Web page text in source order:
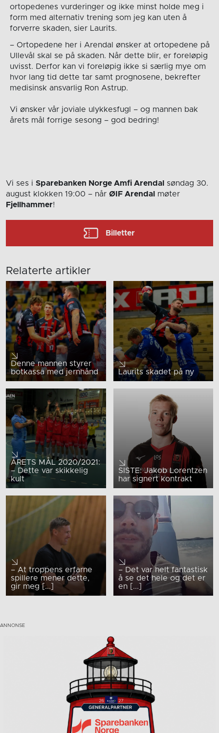
ortopedenes vurderinger og ikke minst holde meg i
form med alternativ trening som jeg kan uten å
forverre skaden, sier Laurits.
– Ortopedene her i Arendal ønsker at ortopedene på
Ullevål skal se på skaden. Når dette blir, er foreløpig
uvisst. Derfor kan vi foreløpig ikke si særlig mye om
hvor lang tid dette tar samt prognosene, bekrefter
medisinsk ansvarlig Ron Astrup.
Vi ønsker vår joviale ulykkesfugl – og mannen bak
årets mål forrige sesong – god bedring!
Vi ses i Sparebanken Norge Amfi Arendal
søndag 30.
august klokken 19:00 – når ØIF Arendal
møter
Fjellhammer!
Billetter
Relaterte artikler
Denne mannen styrer
botkassa med jernhånd
Laurits skadet på ny
ÅRETS MÅL 2020/2021:
– Dette var skikkelig
kult
SISTE: Jakob Lorentzen
har signert kontrakt
– At troppens erfarne
spillere mener dette,
gir meg [...]
– Det var helt fantastisk
å se det hele og det er
en [...]